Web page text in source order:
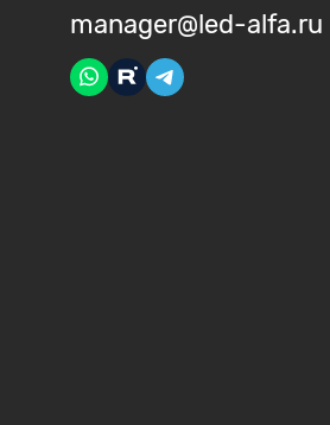
manager@led-alfa.ru